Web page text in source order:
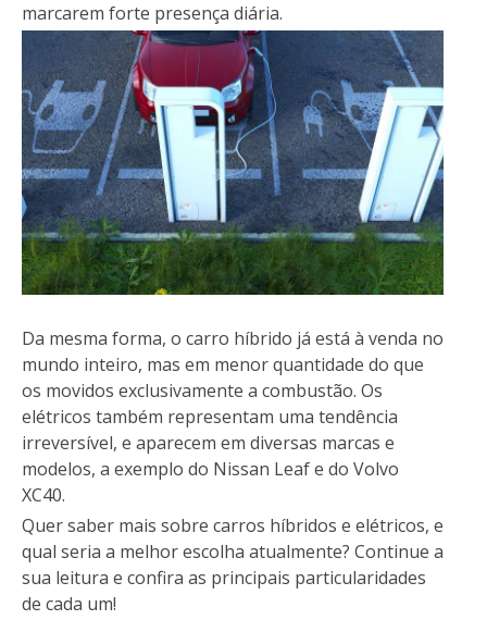
marcarem forte presença diária.
Da mesma forma, o carro híbrido já está à venda no
mundo inteiro, mas em menor quantidade do que
os movidos exclusivamente a combustão. Os
elétricos também representam uma tendência
irreversível, e aparecem em diversas marcas e
modelos, a exemplo do Nissan Leaf e do Volvo
XC40.
Quer saber mais sobre carros híbridos e elétricos, e
qual seria a melhor escolha atualmente? Continue a
sua leitura e confira as principais particularidades
de cada um!